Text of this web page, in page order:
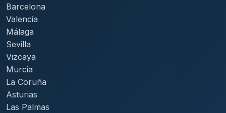
Barcelona
Valencia
Málaga
Sevilla
Vizcaya
Murcia
La Coruña
Asturias
Las Palmas